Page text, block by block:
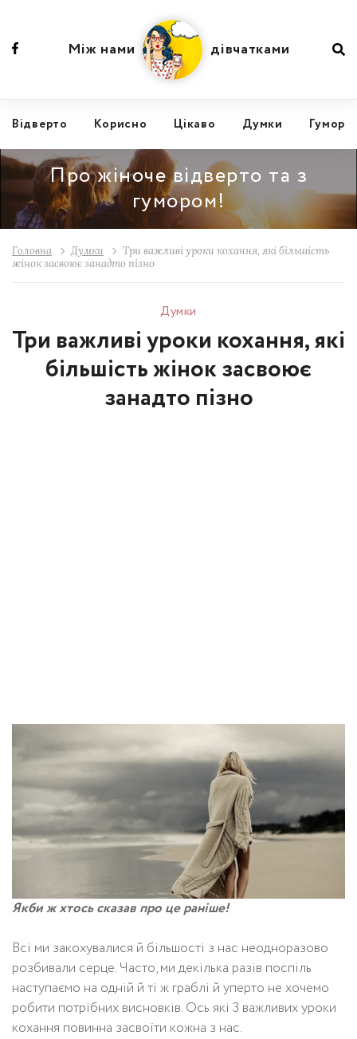
Відвертo Корисно Цікаво Думки Гумор
Між нами дівчатками
Про жіноче відверто та з
гумором!
Головна Думки
Три важливі уроки кохання, які більшість
жінок засвоює занадто пізно
Думки
Три важливі уроки кохання, які
більшість жінок засвоює
занадто пізно
Якби ж хтось сказав про це раніше!
Всі ми закохувалися й більшості з нас неодноразово
розбивали серце. Часто, ми декілька разів поспіль
наступаємо на одній й ті ж граблі й уперто не хочемо
робити потрібних висновків. Ось які 3 важливих уроки
кохання повинна засвоїти кожна з нас.